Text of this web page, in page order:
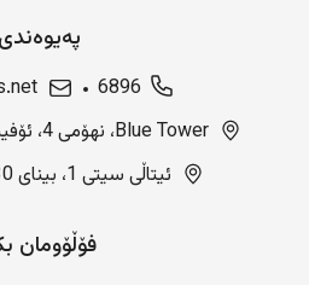
پەیوەندی
6896
Blue Tower، نهۆمی 4، ئۆفیسی 407، بەغدا، عێراق
ئیتاڵی سیتی 1، بینای 130 هەولێر، عێراق
فۆڵۆومان